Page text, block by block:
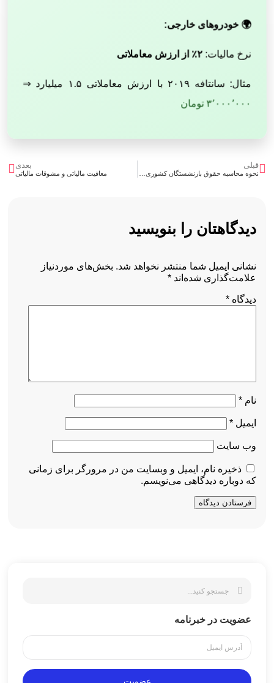
🌍 خودروهای خارجی:
نرخ مالیات:۲٪ از ارزش معاملاتی
مثال: سانتافه ۲۰۱۹ با ارزش معاملاتی ۱.۵ میلیارد ⇒
۳٬۰۰۰٬۰۰۰ تومان
قبلی
نحوه محاسبه حقوق بازنشستگان کشوری در سال 1404
بعدی
معافیت مالیاتی و مشوقات مالیاتی
دیدگاهتان را بنویسید
نشانی ایمیل شما منتشر نخواهد شد. بخش‌های موردنیاز
علامت‌گذاری شده‌اند *
دیدگاه *
نام *
ایمیل *
وب‌ سایت
ذخیره نام، ایمیل و وبسایت من در مرورگر برای زمانی
که دوباره دیدگاهی می‌نویسم.
عضویت در خبرنامه